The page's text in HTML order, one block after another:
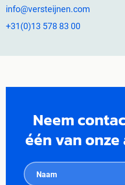
info@versteijnen.com
+31(0)13 578 83 00
Neem
één van